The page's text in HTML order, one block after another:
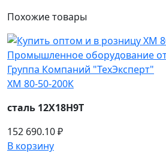
Похожиетовары
ХМ 80-50-200К
сталь 12Х18Н9Т
152 690.10 ₽
В корзину